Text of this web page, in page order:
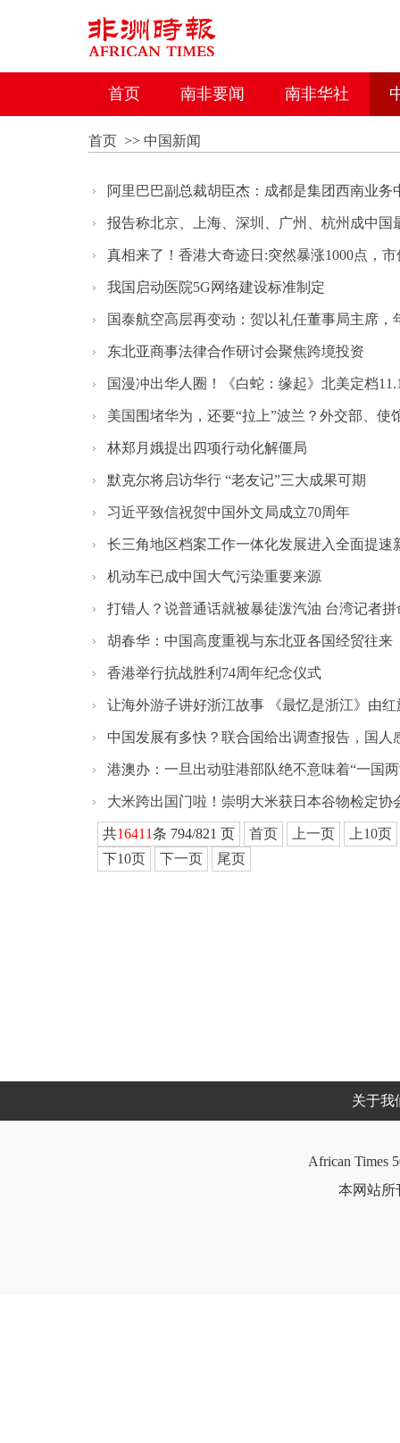
首页 南非要闻 南非华社
首页>> 中国新闻
阿里巴巴副总裁胡臣杰：成都是集团西南业务
报告称北京、上海、深圳、广州、杭州成中国
真相来了！香港大奇迹日:突然暴涨1000点，
我国启动医院5G网络建设标准制定
国泰航空高层再变动：贺以礼任董事局主席，
东北亚商事法律合作研讨会聚焦跨境投资
国漫冲出华人圈！《白蛇：缘起》北美定档
美国围堵华为，还要“拉上”波兰？外交部、使
林郑月娥提出四项行动化解僵局
默克尔将启访华行 “老友记”三大成果可期
习近平致信祝贺中国外文局成立70周年
长三角地区档案工作一体化发展进入全面提速
机动车已成中国大气污染重要来源
打错人？说普通话就被暴徒泼汽油 台湾记者拼
胡春华：中国高度重视与东北亚各国经贸往来
香港举行抗战胜利74周年纪念仪式
让海外游子讲好浙江故事 《最忆是浙江》由
中国发展有多快？联合国给出调查报告，国人
港澳办：一旦出动驻港部队绝不意味着“一国
大米跨出国门啦！崇明大米获日本谷物检定协
共16411条 794/821 页 首页 上一页
上10页
下10页
下一页 尾页
关于我
African Times
本网站所